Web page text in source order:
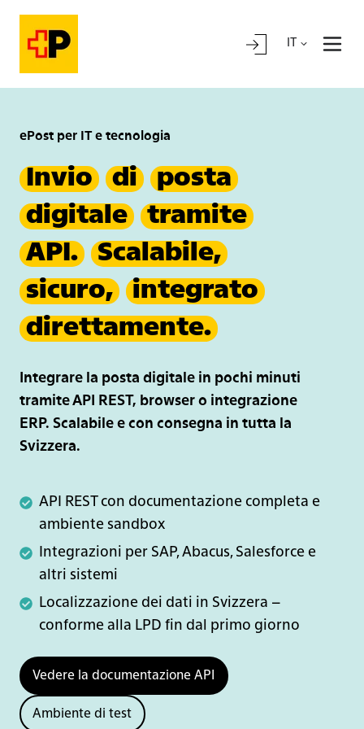
IT
ePost per IT e tecnologia
Invio di
posta
digitale
tramite
API.
Scalabile,
sicuro,
integrato
direttamente.
Integrare la posta digitale in pochi minuti
tramite API REST, browser o integrazione
ERP. Scalabile e con consegna in tutta la
Svizzera.
API REST con documentazione completa e
ambiente sandbox
API
REST
con
documentazione
completa
sandbox
Integrazioni per SAP, Abacus, Salesforce e
altri sistemi
Integrazioni
per
SAP,
Abacus,
e
altri
sistemi
Localizzazione dei dati in Svizzera –
conforme alla LPD fin dal primo giorno
Localizzazione
dei
in
Svizzera
–
Vedere la documentazione API
Ambiente di test